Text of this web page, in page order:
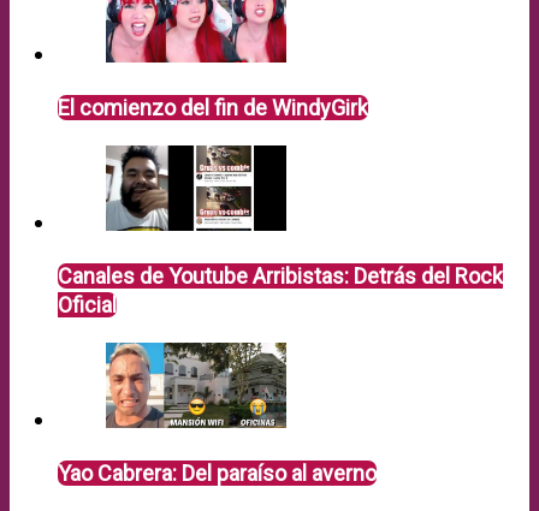
El comienzo del fin de WindyGirk
Canales de Youtube Arribistas: Detrás del Rock
Oficial
Yao Cabrera: Del paraíso al averno